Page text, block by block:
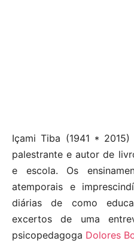
Içami Tiba (1941 *
palestrante e autor de
e escola. Os
atemporais e
diárias de como
excertos de uma
psicopedagoga Dolores